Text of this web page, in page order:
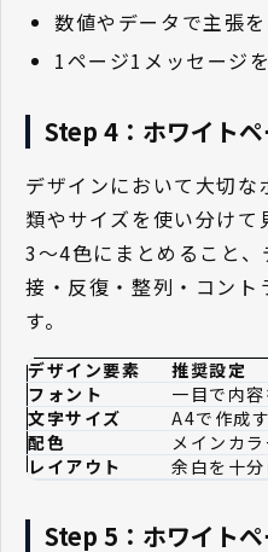
数値やデータで主張
1ページ1メッセージ
Step 4：ホワイト
デザインにおいて大切
類やサイズを使い分けて
3〜4色にまとめること
接・反復・整列・コント
す。
デザイン要素
推奨設定
フォント
一目で内
文字サイズ
A4で作成
配色
メインカ
レイアウト
余白を十
Step 5：ホワイト